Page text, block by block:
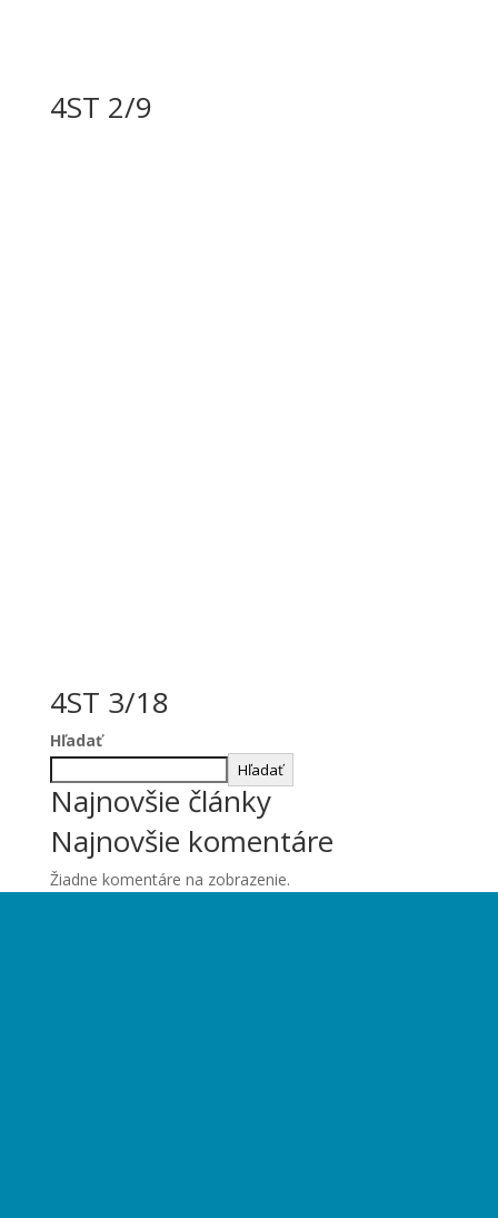
4ST 2/9
4ST 3/18
Hľadať
Hľadať
Najnovšie články
Najnovšie komentáre
Žiadne komentáre na zobrazenie.